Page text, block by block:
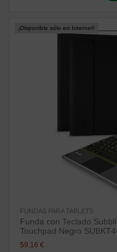
¡Disponible sólo en Internet!
FUNDAS PARA TABLETS
Funda con Teclado
Touchpad Negro
59,16 €